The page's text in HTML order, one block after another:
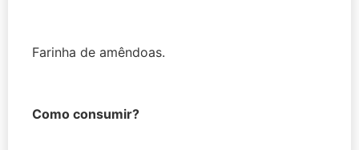
Farinha de amêndoas.
Como consumir?